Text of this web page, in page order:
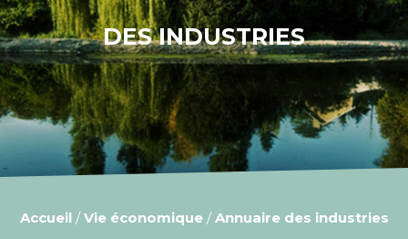
DES INDUSTRIES
Accueil /Vie économique /Annuaire des industries